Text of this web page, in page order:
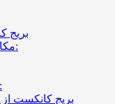
بریج
مکانیسم اعتبارسنجی تراکنش:
توکن بومی شبکه کانکست: